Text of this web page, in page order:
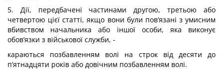
5. Дії, передбачені частинами другою, третьою або
четвертою цієї статті, якщо вони були пов’язані з умисним
вбивством начальника або іншої особи, яка виконує
обов’язки з військової служби, -
караються позбавленням волі на строк від десяти до
п’ятнадцяти років або довічним позбавленням волі.